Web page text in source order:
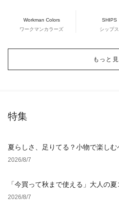
Workman Colors
ワークマンカラーズ
SHIPS
シップス
もっと
特集
夏らしさ、足りてる？小物で楽し
2026/8/7
「今買って秋まで使える」大人の
タイルとNGな着こなし
2026/8/7